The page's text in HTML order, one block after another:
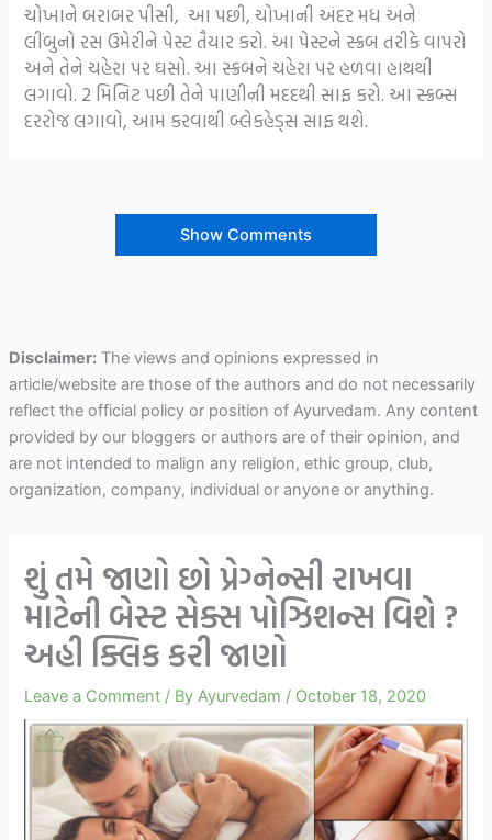
ચોખાને બરાબર પીસી, આ પછી, ચોખાની અંદર મધ અને
લીંબુનો રસ ઉમેરીને પેસ્ટ તૈયાર કરો. આ પેસ્ટને સ્ક્રબ તરીકે વાપરો
અને તેને ચહેરા પર ઘસો. આ સ્ક્રબને ચહેરા પર હળવા હાથથી
લગાવો. 2 મિનિટ પછી તેને પાણીની મદદથી સાફ કરો. આ સ્ક્રબ્સ
દરરોજ લગાવો, આમ કરવાથી બ્લેકહેડ્સ સાફ થશે.
Show Comments
Disclaimer:The views and opinions expressed in
article/website are those of the authors and do not necessarily
reflect the official policy or position of Ayurvedam. Any content
provided by our bloggers or authors are of their opinion, and
are not intended to malign any religion, ethic group, club,
organization, company, individual or anyone or anything.
શું તમે જાણો છો પ્રેગ્નેન્સી રાખવા
માટેની બેસ્ટ સેક્સ પોઝિશન્સ વિશે ?
અહી ક્લિક કરી જાણો
Leave a Comment / ByAyurvedam / October 18, 2020